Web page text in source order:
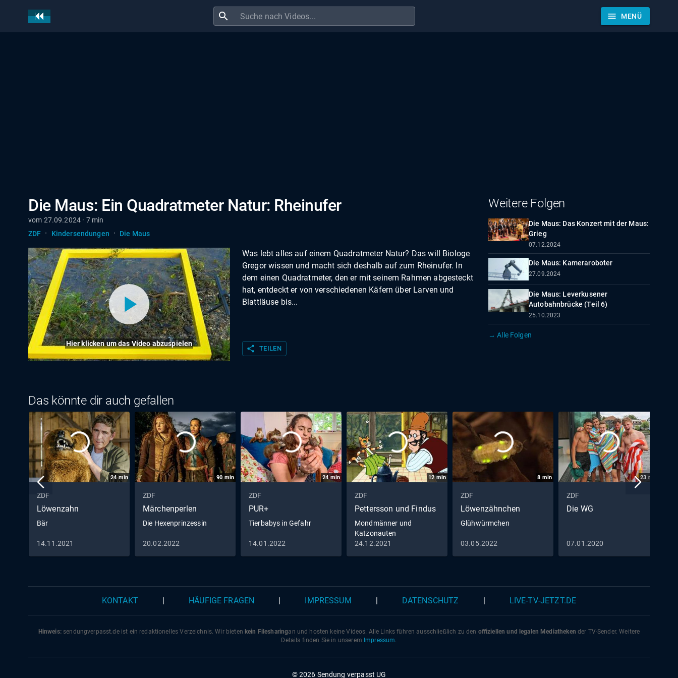
search menu MENÜ
Die Maus: Ein Quadratmeter Natur: Rheinufer
vom 27.09.2024 · 7 min
ZDF · Kindersendungen · Die Maus
Hier klicken um das Video abzuspielen
Was lebt alles auf einem Quadratmeter Natur? Das will Biologe
Gregor wissen und macht sich deshalb auf zum Rheinufer. In
dem einen Quadratmeter, den er mit seinem Rahmen abgesteckt
hat, entdeckt er von verschiedenen Käfern über Larven und
Blattläuse bis...
share TEILEN
Weitere Folgen
Die Maus: Das Konzert mit der Maus:
Grieg
07.12.2024
Die Maus: Kameraroboter
27.09.2024
Die Maus: Leverkusener
Autobahnbrücke (Teil 6)
25.10.2023
→ Alle Folgen
Das könnte dir auch gefallen
24min
ZDF
Löwenzahn
Bär
14.11.2021
90 min
ZDF
Märchenperlen
Die Hexenprinzessin
20.02.2022
24min
ZDF
PUR+
Tierbabys in Gefahr
14.01.2022
12min
ZDF
Pettersson und Findus
Mondmänner und
Katzonauten
24.12.2021
8 min
ZDF
Löwenzähnchen
Glühwürmchen
03.05.2022
23 min
ZDF
Die WG
07.01.2020
KONTAKT HÄUFIGE FRAGEN IMPRESSUM DATENSCHUTZ LIVE-TV-JETZT.DE
Hinweis:sendungverpasst.deist ein redaktionelles Verzeichnis. Wir bieten kein Filesharingan und hosten keine Videos. Alle Links führen ausschließlich zu den offiziellen und legalen Mediatheken der TV-Sender. Weitere
Details finden Sie in unserem Impressum.
© 2026 Sendung verpasst UG